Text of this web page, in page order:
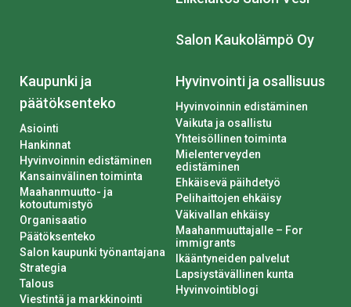
Salon Kaukolämpö Oy
Kaupunki ja
päätöksenteko
Asiointi
Hankinnat
Hyvinvoinnin edistäminen
Kansainvälinen toiminta
Maahanmuutto- ja
kotoutumistyö
Organisaatio
Päätöksenteko
Salon kaupunki työnantajana
Strategia
Talous
Viestintä ja markkinointi
Hyvinvointi ja osallisuus
Hyvinvoinnin edistäminen
Vaikuta ja osallistu
Yhteisöllinen toiminta
Mielenterveyden
edistäminen
Ehkäisevä päihdetyö
Pelihaittojen ehkäisy
Väkivallan ehkäisy
Maahanmuuttajalle – For
immigrants
Ikääntyneiden palvelut
Lapsiystävällinen kunta
Hyvinvointiblogi